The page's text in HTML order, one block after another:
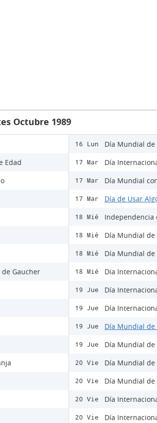
Octubre 1989
Edad
Gaucher
16 Lun Día Mundial de
17 Mar Día
17 Mar Día Mundial
17 Mar Día de Usar
18 Mié Independencia
18 Mié Día Mundial de
18 Mié Día Mundial
18 Mié Dia
19 Jue Día
19 Jue Día
19 Jue Día Mundial de
19 Jue Día Mundial de
20 Vie Día Mundial de
20 Vie Día Mundial de
20 Vie Día
20 Vie Día